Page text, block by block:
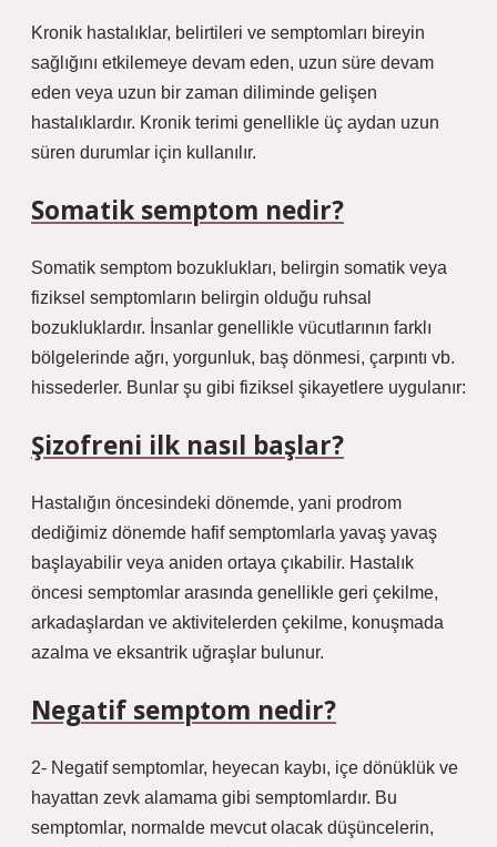
Kronik hastalıklar, belirtileri ve semptomları bireyin
sağlığını etkilemeye devam eden, uzun süre devam
eden veya uzun bir zaman diliminde gelişen
hastalıklardır. Kronik terimi genellikle üç aydan uzun
süren durumlar için kullanılır.
Somatik semptom nedir?
Somatik semptom bozuklukları, belirgin somatik veya
fiziksel semptomların belirgin olduğu ruhsal
bozukluklardır. İnsanlar genellikle vücutlarının farklı
bölgelerinde ağrı, yorgunluk, baş dönmesi, çarpıntı vb.
hissederler. Bunlar şu gibi fiziksel şikayetlere uygulanır:
Şizofreni ilk nasıl başlar?
Hastalığın öncesindeki dönemde, yani prodrom
dediğimiz dönemde hafif semptomlarla yavaş yavaş
başlayabilir veya aniden ortaya çıkabilir. Hastalık
öncesi semptomlar arasında genellikle geri çekilme,
arkadaşlardan ve aktivitelerden çekilme, konuşmada
azalma ve eksantrik uğraşlar bulunur.
Negatif semptom nedir?
2- Negatif semptomlar, heyecan kaybı, içe dönüklük ve
hayattan zevk alamama gibi semptomlardır. Bu
semptomlar, normalde mevcut olacak düşüncelerin,